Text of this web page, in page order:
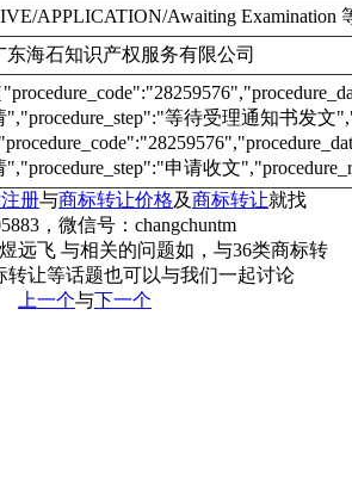
APPLICATION/Awaiting Examination
东海石知识产权服务有限公司
","procedure_step":"等待受理通知书发文
","procedure_step":"申请收文
册与商标转让价格及商标转让就找
，微信号：changchuntm
远飞 与相关的问题如，与36类商标转
转让等话题也可以与我们一起讨论
上一个与下一个